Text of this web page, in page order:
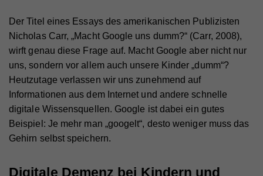
Der Titel eines Essays des amerikanischen Publizisten
Nicholas Carr, „Macht Google uns dumm?“ (Carr, 2008),
wirft genau diese Frage auf. Macht Google aber nicht nur
uns, sondern vor allem auch unsere Kinder „dumm“?
Heutzutage verlassen wir uns zunehmend auf
Informationen aus dem Internet und andere schnelle
digitale Wissensquellen. Google ist dabei ein gutes
Beispiel: Je mehr man „googelt“, desto weniger muss das
Gehirn selbst speichern.
Digitale Demenz bei Kindern und